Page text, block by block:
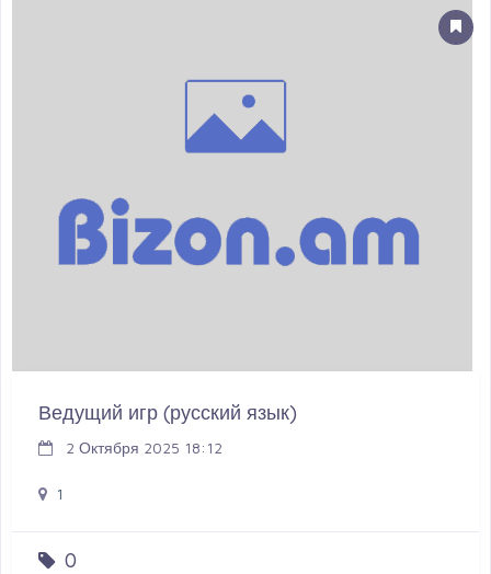
Ведущий игр (русский язык)
2 Октября 2025 18:12
1
0